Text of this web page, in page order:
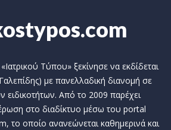
Τύπου» ξεκίνησε να εκδίδεται
με πανελλαδική διανομή σε
ειδικοτήτων. Από το 2009 παρέχει
στο διαδίκτυο μέσω του portal
το οποίο ανανεώνεται καθημερινά και